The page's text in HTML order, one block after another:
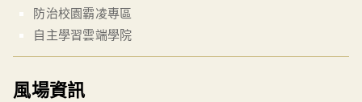
防治校園霸凌專區
自主學習雲端學院
風場資訊